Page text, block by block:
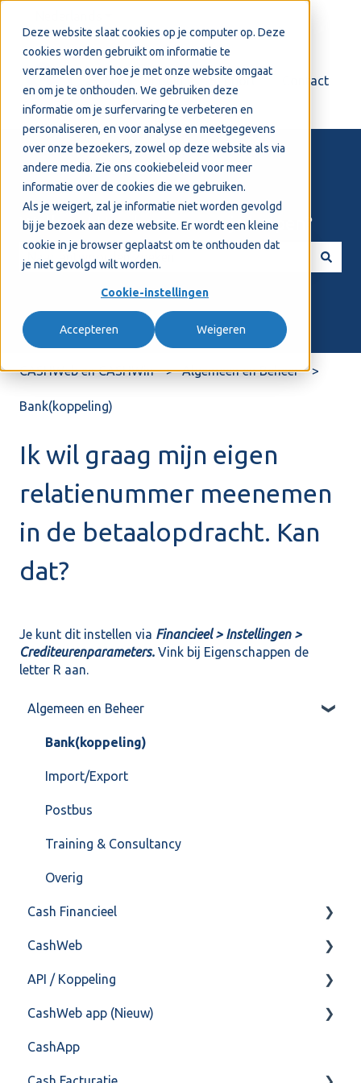
Deze website slaat cookies op je computer op. Deze
cookies worden gebruikt om informatie te
verzamelen over hoe je met onze website omgaat
en om je te onthouden. We gebruiken deze
informatie om je surfervaring te verbeteren en
personaliseren, en voor analyse en meetgegevens
over onze bezoekers, zowel op deze website als via
andere media. Zie ons cookiebeleid voor meer
informatie over de cookies die we gebruiken.
Als je weigert, zal je informatie niet worden gevolgd
bij je bezoek aan deze website. Er wordt een kleine
cookie in je browser geplaatst om te onthouden dat
je niet gevolgd wilt worden.
Cookie-instellingen
Accepteren Weigeren
Support Contact
Welkom! Hoe kunnen we je helpen?
CASHWeb en CASHWin Algemeen en Beheer
Bank(koppeling)
Ik wil graag mijn eigen
relatienummer meenemen
in de betaalopdracht. Kan
dat?
Je kunt dit instellen via Financieel > Instellingen >
Crediteurenparameters. Vink bij Eigenschappen de
letter R aan.
Algemeen en Beheer
Bank(koppeling)
Import/Export
Postbus
Training & Consultancy
Overig
Cash Financieel
Boekhoud
Fiscaal
Overig
CashWeb
CashHero Layout
Mailen vanuit CASHWeb
Algemeen gebruik
API / Koppeling
Algemeen
Api 3.0 (SOAP API)
CashWeb app (Nieuw)
Veel gestelde vragen
CashApp